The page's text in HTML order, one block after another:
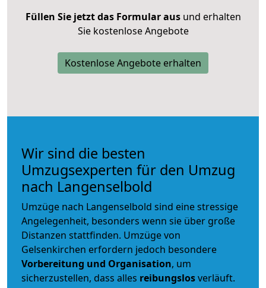
Füllen Sie jetzt das Formular ausund erhalten
Sie kostenlose Angebote
Kostenlose Angebote erhalten
Wir sind die besten
Umzugsexperten für den Umzug
nach Langenselbold
Umzüge nach Langenselbold sind eine stressige
Angelegenheit, besonders wenn sie über große
Distanzen stattfinden. Umzüge von
Gelsenkirchen erfordern jedoch besondere
Vorbereitung und Organisation, um
sicherzustellen, dass alles reibungslosverläuft.